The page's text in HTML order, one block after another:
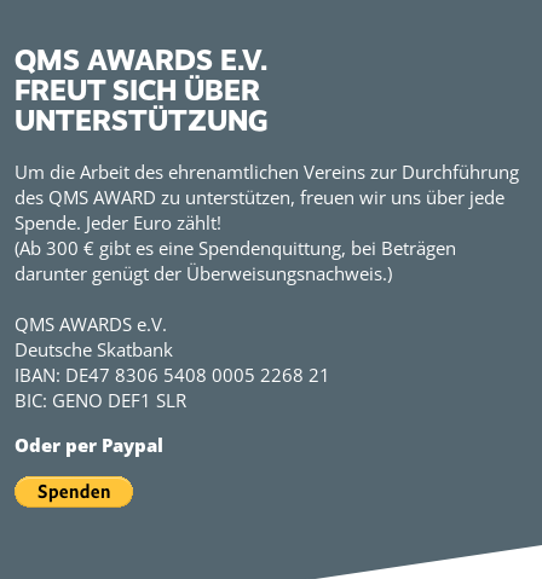
QMS AWARDS E.V.
FREUT SICH ÜBER
UNTERSTÜTZUNG
Um die Arbeit des ehrenamtlichen Vereins zur Durchführung
des QMS AWARD zu unterstützen, freuen wir uns über jede
Spende. Jeder Euro zählt!
(Ab 300 € gibt es eine Spendenquittung, bei Beträgen
darunter genügt der Überweisungsnachweis.)
QMS AWARDS e.V.
Deutsche Skatbank
IBAN: DE47 8306 5408 0005 2268 21
BIC: GENO DEF1 SLR
Oder per Paypal